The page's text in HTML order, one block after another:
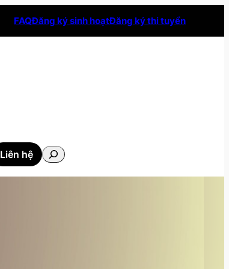
FAQĐăng ký sinh hoạtĐăng ký thi tuyển
Liên hệ
Tìm
kiếm